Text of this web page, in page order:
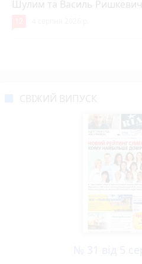
Шулим та Василь Ришкевич